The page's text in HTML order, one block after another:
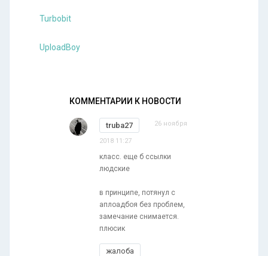
Turbobit
UploadBoy
КОММЕНТАРИИ К НОВОСТИ
truba27 26 ноября
2018 11:27
класс. еще б ссылки
людские
в принципе, потянул с
аплоадбоя без проблем,
замечание снимается.
плюсик
жалоба